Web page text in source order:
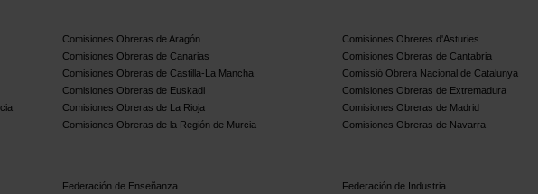
Comisiones Obreras de Aragón
Comisiones Obreres d'Asturies
Comisiones Obreras de Canarias
Comisiones Obreras de Cantabria
Comisiones Obreras de Castilla-La Mancha
Comissió Obrera Nacional de Catalunya
Comisiones Obreras de Euskadi
Comisiones Obreras de Extremadura
Comisiones Obreras de La Rioja
Comisiones Obreras de Madrid
Comisiones Obreras de la Región de Murcia
Comisiones Obreras de Navarra
Federación de Enseñanza Federación de Industria